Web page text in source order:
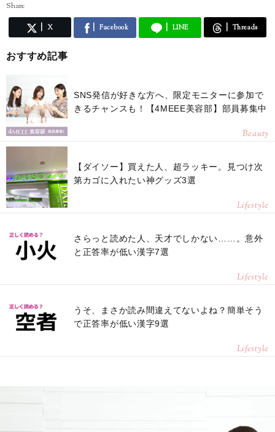
Share
X Facebook LINE Threads
おすすめ記事
SNS発信が好きな方へ、限定モニターに参加で
きるチャンスも！【4MEEE美容部】部員募集中
Beauty
【ダイソー】買えた人、超ラッキー。見つけ次
第カゴに入れたい神グッズ3選
Lifestyle
さらっと読めた人、天才でしかない……。意外
と正答率が低い漢字7選
Lifestyle
うそ、まさか読み間違えてないよね？簡単そう
で正答率が低い漢字9選
Lifestyle